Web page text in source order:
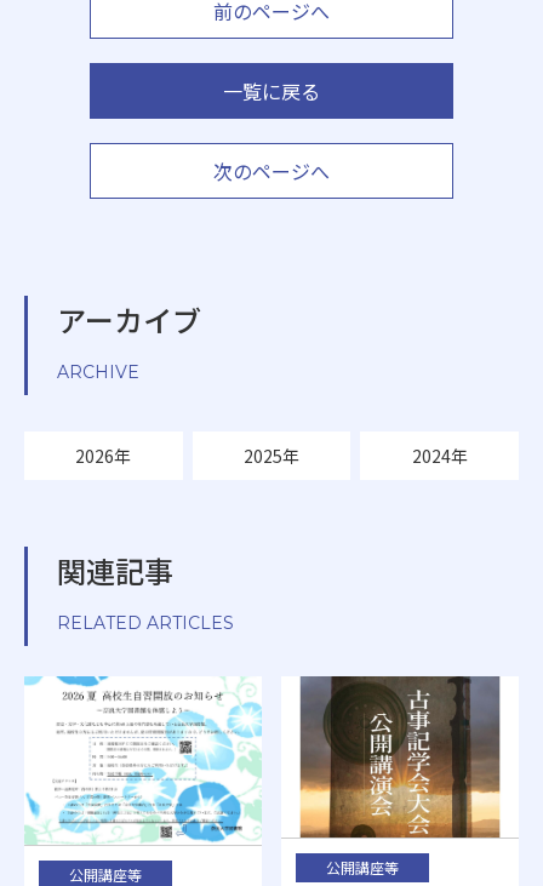
前のページへ
一覧に戻る
次のページへ
アーカイブ
ARCHIVE
2026年 2025年 2024年
関連記事
RELATED ARTICLES
公開講座等 公開講座等